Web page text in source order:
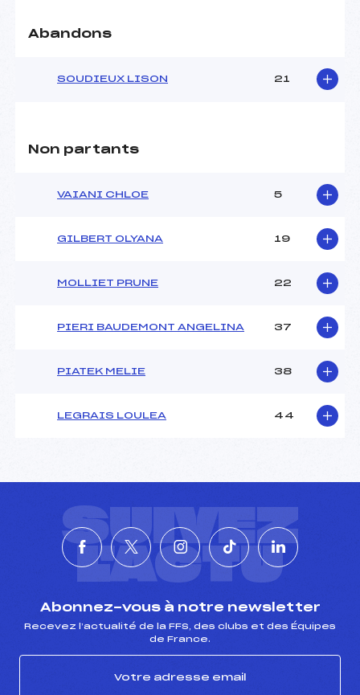
Abandons
SOUDIEUX LISON 21
Non partants
VAIANI CHLOE 5
GILBERT OLYANA 19
MOLLIET PRUNE 22
PIERI BAUDEMONT ANGELINA 37
PIATEK MELIE 38
LEGRAIS LOULEA 44
SUIVEZ
L'ACTU
Abonnez-vous à notre newsletter
Recevez l’actualité de la FFS, des clubs et des Équipes
de France.